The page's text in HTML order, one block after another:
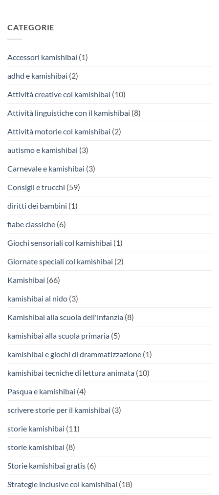
CATEGORIE
Accessori kamishibai (1)
adhd e kamishibai (2)
Attività creative col kamishibai (10)
Attività linguistiche con il kamishibai (8)
Attività motorie col kamishibai (2)
autismo e kamishibai (3)
Carnevale e kamishibai (3)
Consigli e trucchi (59)
diritti dei bambini (1)
fiabe classiche (6)
Giochi sensoriali col kamishibai (1)
Giornate speciali col kamishibai (2)
Kamishibai (66)
kamishibai al nido (3)
Kamishibai alla scuola dell'infanzia (8)
kamishibai alla scuola primaria (5)
kamishibai e giochi di drammatizzazione (1)
kamishibai tecniche di lettura animata (10)
Pasqua e kamishibai (4)
scrivere storie per il kamishibai (3)
storie kamishibai (11)
storie kamishibai (8)
Storie kamishibai gratis (6)
Strategie inclusive col kamishibai (18)